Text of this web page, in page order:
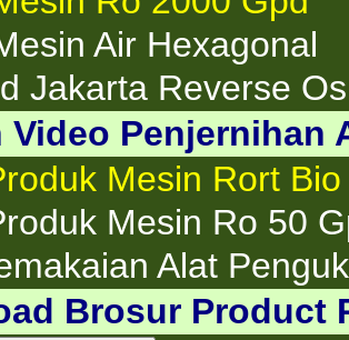
Air Hexagonal
Jakarta Reverse
Video Penjernihan
Mesin Rort
Mesin Ro 50
Alat
Brosur Product